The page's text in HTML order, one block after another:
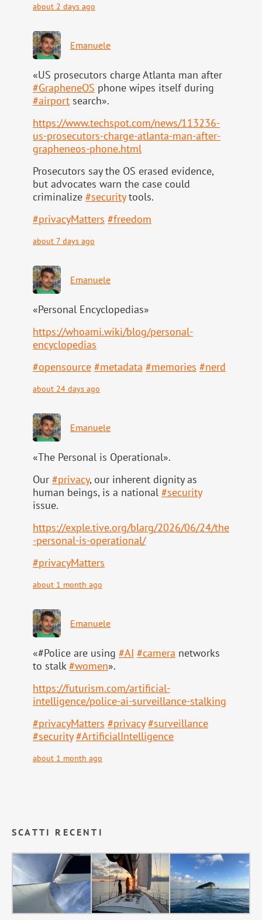
about 2 days ago
Emanuele
«US prosecutors charge Atlanta man after
#GrapheneOS phone wipes itself during
#airport search».
https://www.techspot.com/news/113236-
us-prosecutors-charge-atlanta-man-after-
grapheneos-phone.html
Prosecutors say the OS erased evidence,
but advocates warn the case could
criminalize #securitytools.
#privacyMatters #freedom
about 7 days ago
Emanuele
«Personal Encyclopedias»
https://whoami.wiki/blog/personal-
encyclopedias
#opensource #metadata #memories #nerd
about 24 days ago
Emanuele
«The Personal is Operational».
Our #privacy, our inherent dignity as
human beings, is a national #security
issue.
https://exple.tive.org/blarg/2026/06/24/the
-personal-is-operational/
#privacyMatters
about 1 month ago
Emanuele
«#Police are using #AI #camera networks
to stalk#women».
https://futurism.com/artificial-
intelligence/police-ai-surveillance-stalking
#privacyMatters #privacy #surveillance
#security #ArtificialIntelligence
about 1 month ago
SCATTI RECENTI